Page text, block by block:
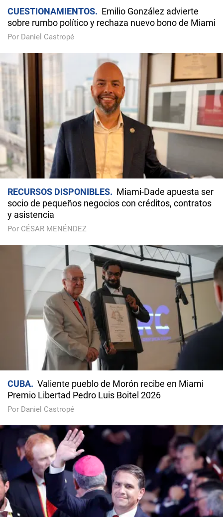
CUESTIONAMIENTOS
Emilio González advierte
sobre rumbo político y rechaza nuevo bono de Miami
Por Daniel Castropé
RECURSOS DISPONIBLES
Miami-Dade apuesta ser
socio de pequeños negocios con créditos, contratos
y asistencia
Por CÉSAR MENÉNDEZ
CUBA
Valiente pueblo de Morón recibe en Miami
Premio Libertad Pedro Luis Boitel 2026
Por Daniel Castropé